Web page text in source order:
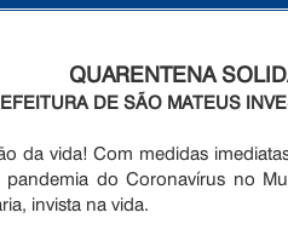
QUARENTENA
DE SÃO MATEUS
da vida! Com medidas
do Coronavírus no
invista na vida.